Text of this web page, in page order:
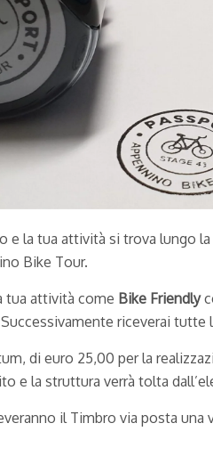
e la tua attività si trova lungo
Bike Tour.
tua attività come Bike Friendly
riceverai tutte
di euro 25,00 per la
e la struttura verrà tolta
il Timbro via posta una